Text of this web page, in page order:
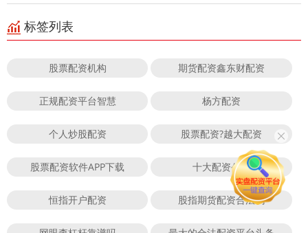
标签列表
股票配资机构 期货配资鑫东财配资
正规配资平台智慧 杨方配资
个人炒股配资 股票配资?越大配资
股票配资软件APP下载 十大配资公司
恒指开户配资 股指期货配资合法吗